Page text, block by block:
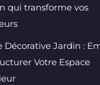
qui transforme vos
Décorative Jardin :
Votre Espace